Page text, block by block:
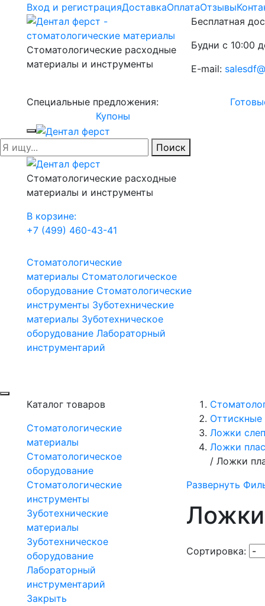
Вход и регистрацияДоставкаОплатаОтзывы
Стоматологические расходные
материалы и инструменты
Бесплатная
Будни с 10:00
E-mail:
Специальные предложения:
Купоны
Поиск
Стоматологические расходные
материалы и инструменты
В корзине:
+7 (499) 460-43-41
Стоматологические
материалы Стоматологическое
оборудование Стоматологические
инструменты Зуботехнические
материалы Зуботехническое
оборудование Лабораторный
инструментарий
Каталог товаров
Стоматологические
материалы
Стоматологическое
оборудование
Стоматологические
инструменты
Зуботехнические
материалы
Зуботехническое
оборудование
Лабораторный
инструментарий
Закрыть
Оттискные
Ложки
Ложки
/ Ложки
Развернуть
Сортировка: